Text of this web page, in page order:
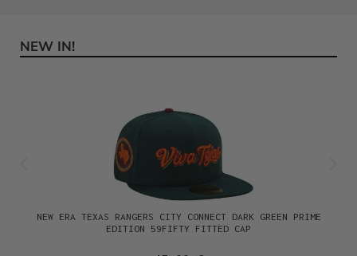
Produktgalerie überspringen
NEW IN!
NEW ERA TEXAS RANGERS CITY CONNECT DARK GREEN PRIME
EDITION 59FIFTY FITTED CAP